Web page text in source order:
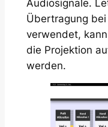
Audiosignale.
Übertragung
verwendet,
die Projektion
werden.